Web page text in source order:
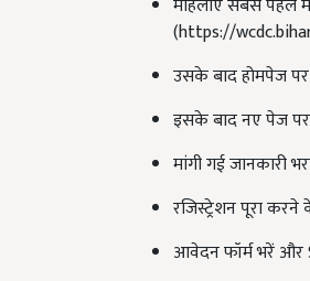
(https://
उसके बाद होमपेज पर
मांगी गई जानकारी
रजिस्ट्रेशन पूरा
आवेदन फॉर्म भरें और